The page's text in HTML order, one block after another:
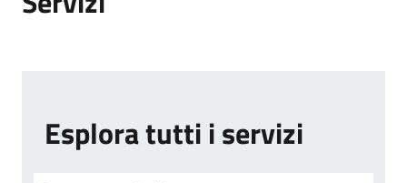
Esplora tutti i servizi